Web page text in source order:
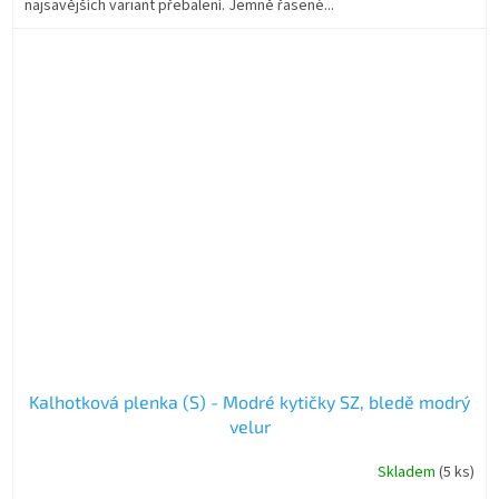
hvězdiček.
najsavějších variant přebalení. Jemně řasené...
Kalhotková plenka (S) - Modré kytičky SZ, bledě modrý
velur
Skladem (5 ks)